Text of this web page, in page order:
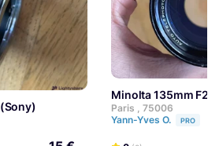
Minolta 135mm
Paris , 75006
Yann-Yves O.
PRO